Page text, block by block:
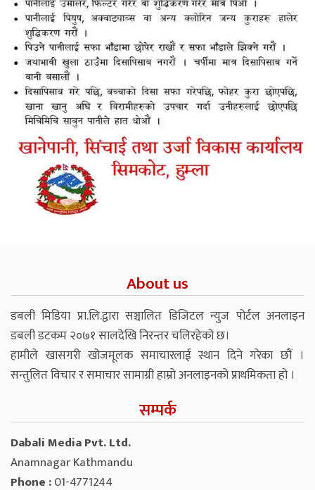
About us
डबली मिडिया प्रा.लि.द्वारा सञ्चालित डिजिटल न्युज पोर्टल अनलाइन
डबली डटकम २०७१ सालदेखि निरन्तर चलिरहेको छ।
हामीले खासगरी खोजमूलक समाचारलाई स्थान दिने गरेका छौं ।
सन्तुलित विचार र समाचार सामाग्री हाम्रो अनलाइनको प्राथमिकता हो ।
सम्पर्क
Dabali Media Pvt. Ltd.
Anamnagar Kathmandu
Phone :01-4771244